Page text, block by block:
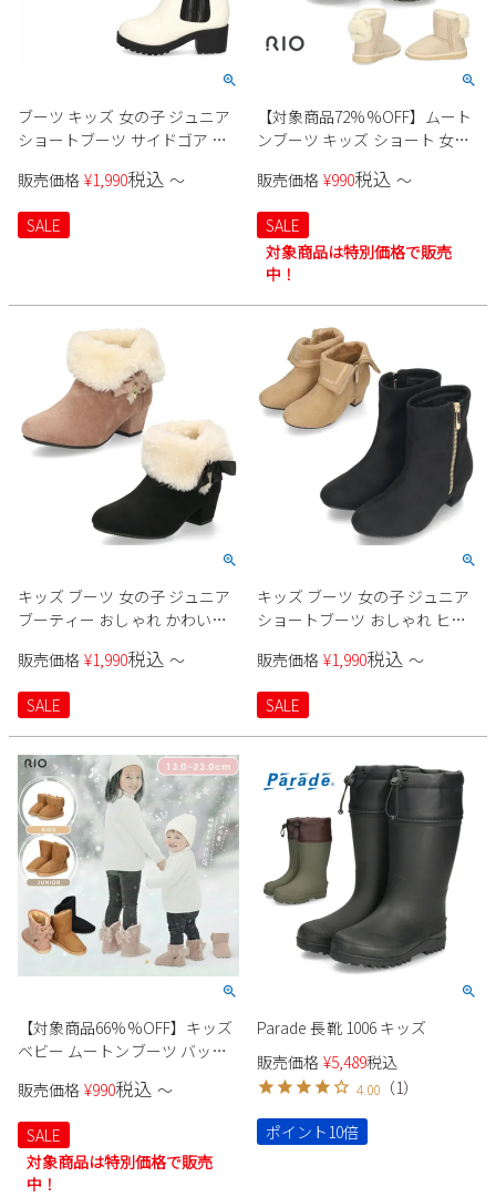
SKECHERS
moz
new balance
Parade
SKECHERS
EDWIN
new balance
SKECHERS
new balance
asics
ハンドバッグ
ビジネスバッグ
トートバッグ
ショルダーバッグ
店舗一覧
ご利用ガイド
会員サービス
営業日カレンダー
休業日 お問い合わせ窓口休業日
2026 年8月
火
土
2
3 6 7
9
10 11 13 14
15
16
17 20 21
30
2026 年9月
日 月 火 木 金
土
1
3 4
5
6
8 10
13
14 17
20
21 22 24 25
27
28 29
新規会員登録
会社概要
ブーツ キッズ 女の子 ジュニア
ショートブーツ サイドゴア 厚
わいい 黒 ブラック ホワイト ラ
ブリースマイル 2501
販売価格 ¥1,990税込 〜
SALE
【対象商品72%%OFF】ムート
ンブーツ キッズ ショート 女の
いい 防寒 防滑 ブラック 黒 ベー
ジュ ファー ネコ RIO 44410 子
供 靴 子供靴
販売価格 ¥990税込 〜
SALE
対象商品は特別価格で販売
中！
キッズ ブーツ 女の子 ジュニア
ブーティー おしゃれ かわいい
りぼん チャーム ピンク ブラッ
ク 44519 プリンセスローズ Rio
販売価格 ¥1,990税込 〜
SALE
キッズ ブーツ 女の子 ジュニア
ショートブーツ おしゃれ ヒー
ー ブラック ベージュ 44518 プ
リンセスローズ Rio
販売価格 ¥1,990税込 〜
SALE
【対象商品66%%OFF】キッズ
ベビー ムートンブーツ バック
ク 黒 子供 冬 ふわふわ あたたか
い おそろいコーデ 防寒 R44408
R44409
販売価格 ¥990税込 〜
SALE
対象商品は特別価格で販売
中！
Parade 長靴 1006 キッズ
販売価格 ¥5,489税込
4.00 （1）
ポイント10倍